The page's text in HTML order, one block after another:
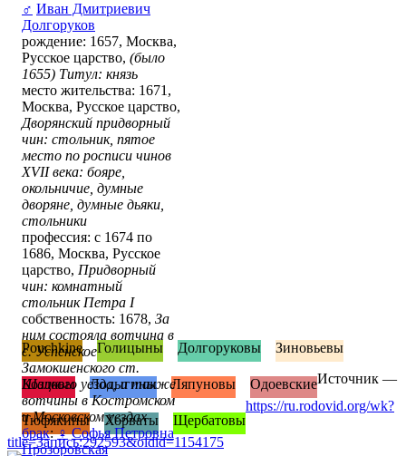
♂ Иван Дмитриевич
Долгоруков
рождение: 1657, Москва,
Русское царство, (было
1655) Титул: князь
место жительства: 1671,
Москва, Русское царство,
Дворянский придворный
чин: стольник, пятое
место по росписи чинов
XVII века: бояре,
окольничие, думные
дворяне, думные дьяки,
стольники
профессия: с 1674 по
1686, Москва, Русское
царство, Придворный
чин: комнатный
стольник Петра I
собственность: 1678, За
ним состояла вотчина в
с. Успенское
Замокшенского ст.
Шацкого уезда, а также
вотчины в Костромском
и Московском уездах
брак:♀ Софья Петровна
Прозоровская
Pouchkine Голицыны Долгоруковы Зиновьевы
Козловы Лодыгины Ляпуновы Одоевские
Тюфякины Хорваты Щербатовы
Источник —
https://ru.rodovid.org/wk?
title=Запись:292593&oldid=1154175